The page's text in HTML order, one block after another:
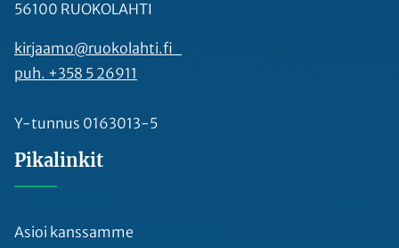
56100 RUOKOLAHTI
kirjaamo@ruokolahti.fi
puh. +358 5 26911
Y-tunnus 0163013-5
Pikalinkit
Asioi kanssamme